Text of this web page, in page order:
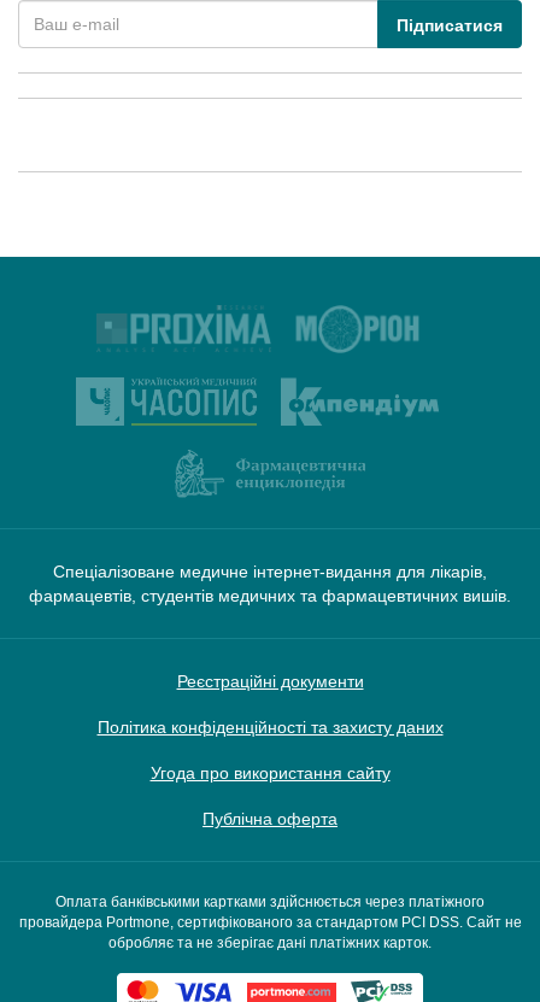
Підписатися
Спеціалізоване медичне інтернет-видання для лікарів,
фармацевтів, студентів медичних та фармацевтичних вишів.
Реєстраційні документи
Політика конфіденційності та захисту даних
Угода про використання сайту
Публічна оферта
Оплата банківськими картками здійснюється через платіжного
провайдера Portmone, сертифікованого за стандартом PCI DSS. Сайт не
обробляє та не зберігає дані платіжних карток.